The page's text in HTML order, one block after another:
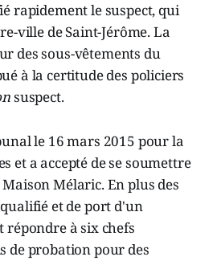
rapidement le suspect, qui
ville de Saint-Jérôme. La
des sous-vêtements du
à la certitude des policiers
suspect.
le 16 mars 2015 pour la
et a accepté de se soumettre
Mélaric. En plus des
et de port d'un
répondre à six chefs
de probation pour des